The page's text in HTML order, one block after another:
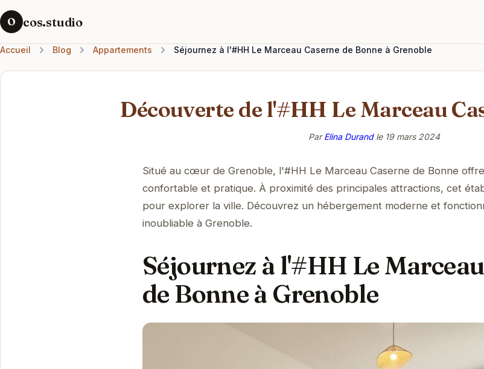
O cos.studio
Accueil Blog Appartements Séjournez à l'#HH Le Marceau Caserne de Bonne à Grenoble
Découverte de l'#HH Le Marceau
ParElina Durandle 19 mars 2024
Situé au cœur de Grenoble, l'#HH Le Marceau Caserne de Bonne
confortable et pratique. À proximité des principales attractions, cet
pour explorer la ville. Découvrez un hébergement moderne et
inoubliable à Grenoble.
Séjournez à l'#HH Le
de Bonne à Grenoble